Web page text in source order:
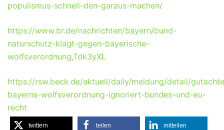
populismus-schnell-den-garaus-machen/
https://www.br.de/nachrichten/bayern/bund-
naturschutz-klagt-gegen-bayerische-
wolfsverordnung,Tdk3yXL
https://rsw.beck.de/aktuell/daily/meldung/detail/
bayerns-wolfsverordnung-ignoriert-bundes–und-eu-
recht
twittern teilen mitteilen